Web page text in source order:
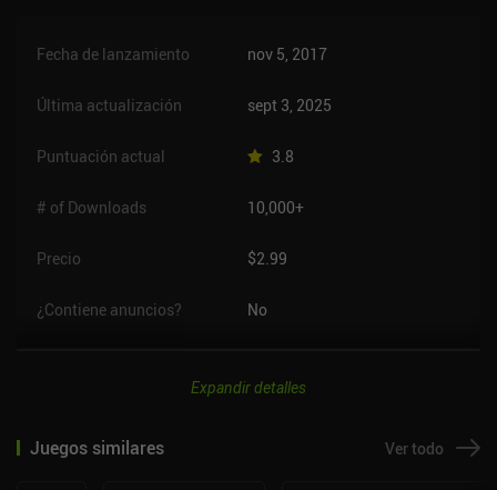
Fecha de lanzamiento nov 5, 2017
Última actualización sept 3, 2025
Puntuación actual 3.8
# of Downloads 10,000+
Precio $2.99
¿Contiene anuncios? No
Expandir detalles
Juegos similares Ver todo